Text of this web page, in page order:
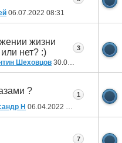
06.07.2022 08:31
жизни
нет? :)
Шеховцов 30.04.2022
3
?
Н 06.04.2022
1
7